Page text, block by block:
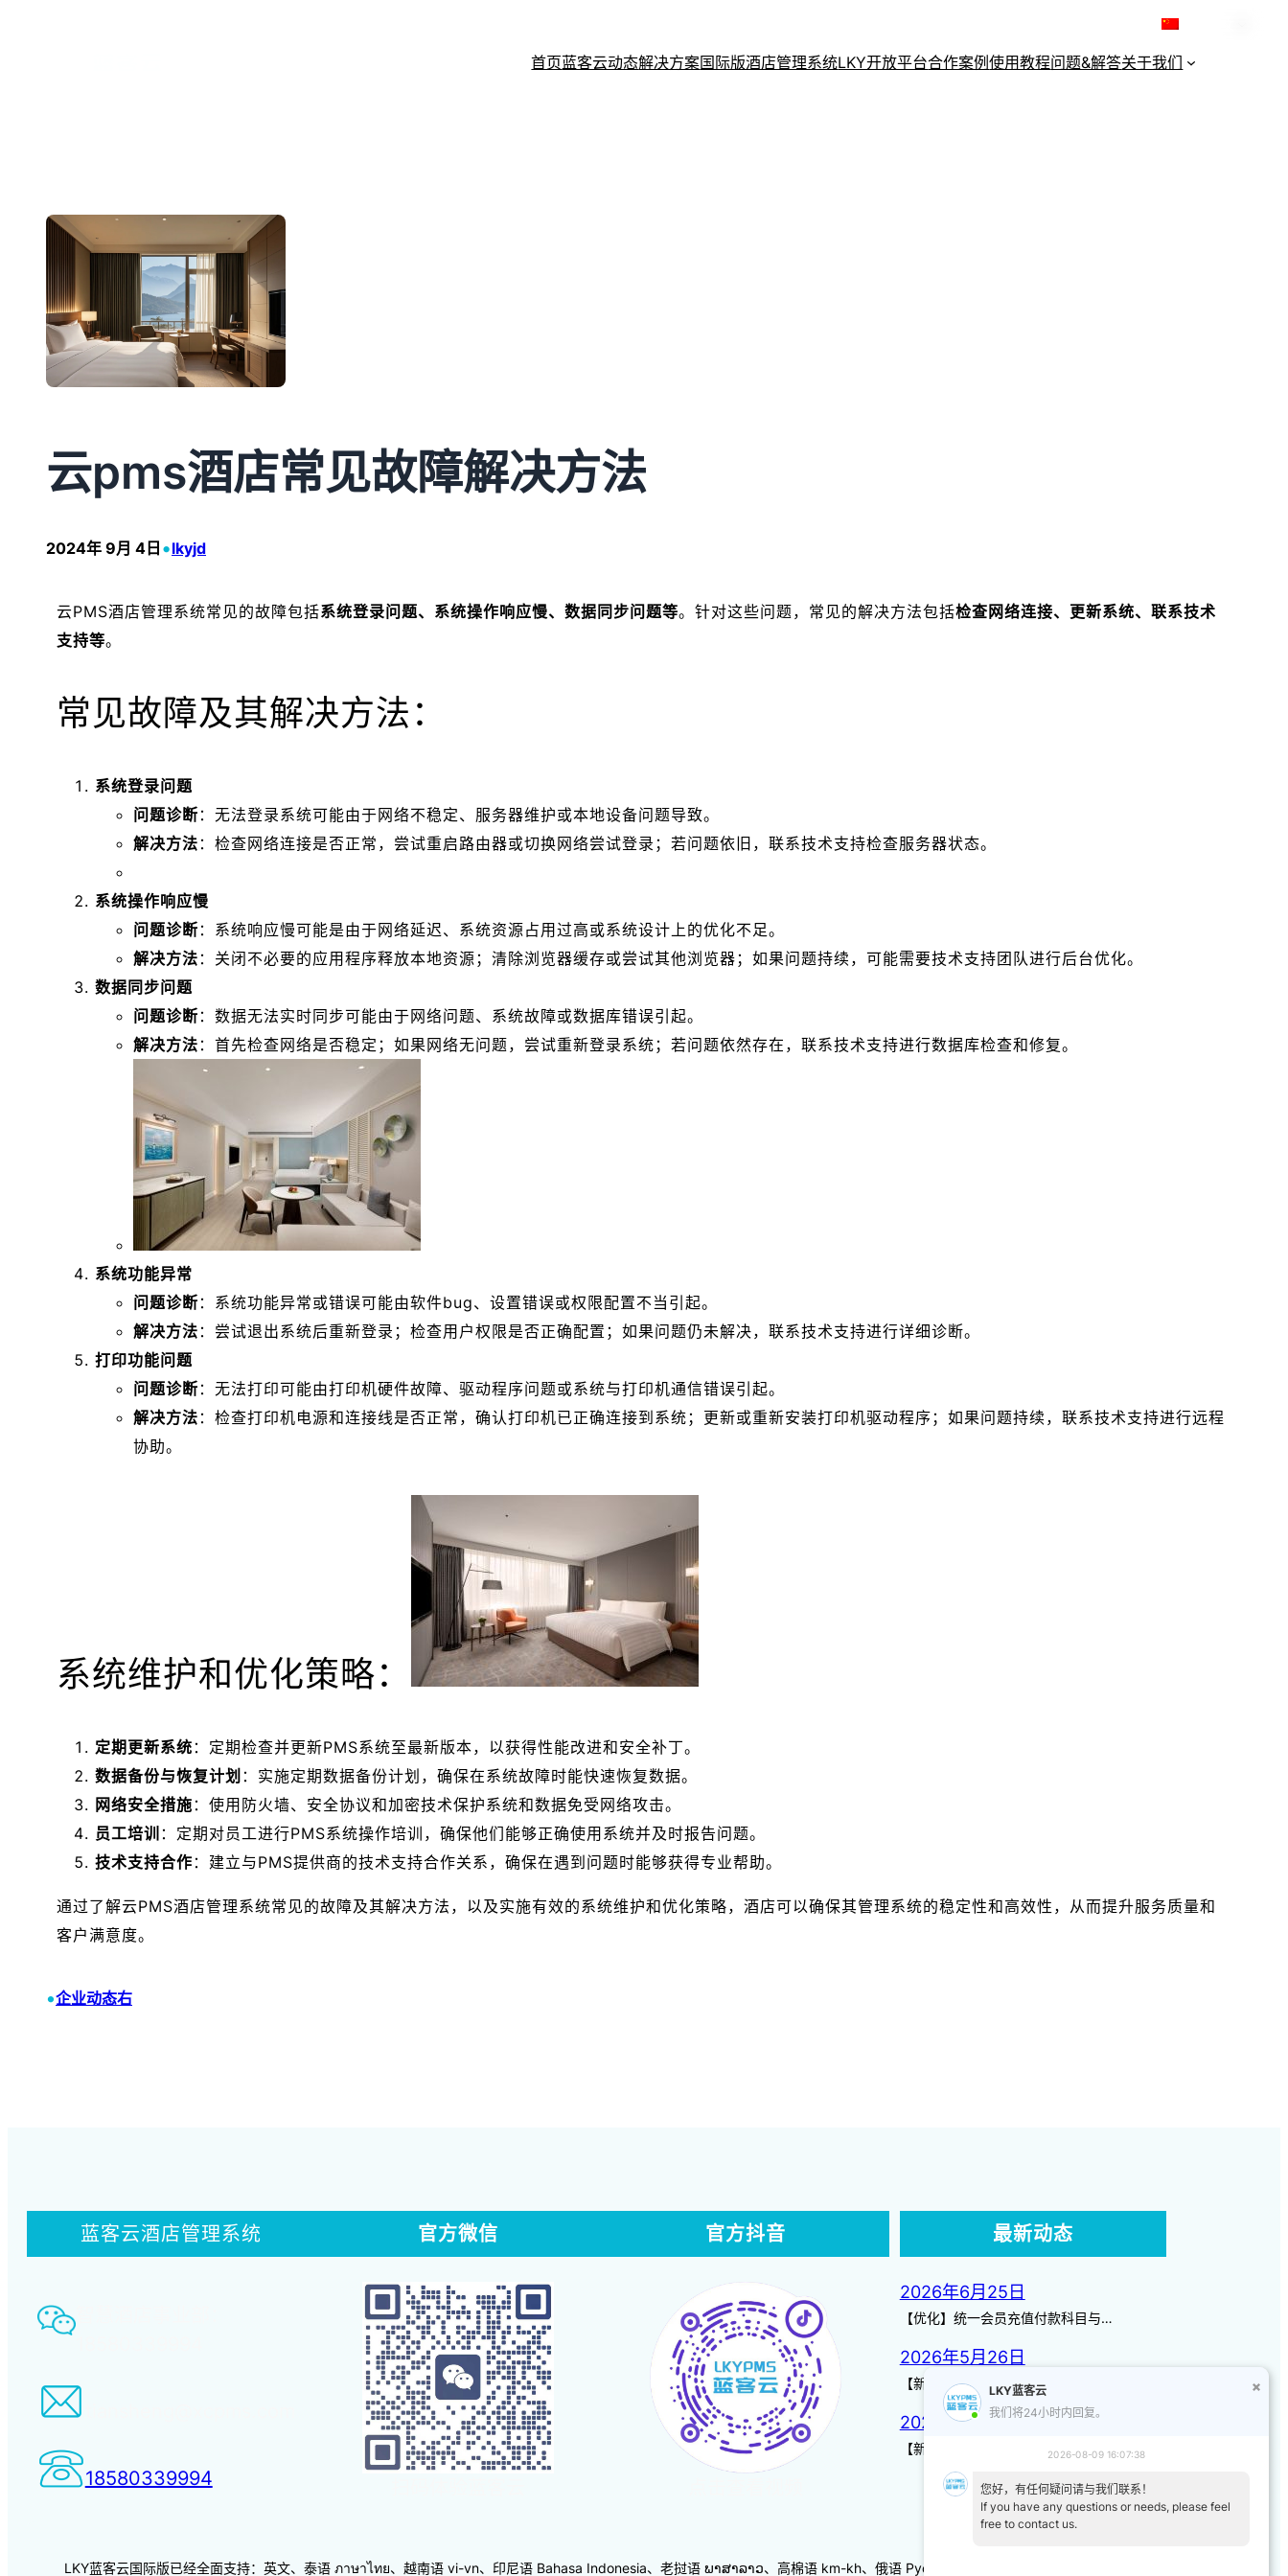
首页蓝客云动态解决方案国际版酒店管理系统LKY开放平台合作案例使用教程问题&解答关于我们
云pms酒店常见故障解决方法
2024年 9月 4日 •lkyjd
云PMS酒店管理系统常见的故障包括系统登录问题、系统操作响应慢、数据同步问题等。针对这些问题，常见的解决方法包括检查网络连接、更新系统、联系技术
支持等。
常见故障及其解决方法：
系统登录问题
问题诊断 ：无法登录系统可能由于网络不稳定、服务器维护或本地设备问题导致。
解决方法 ：检查网络连接是否正常，尝试重启路由器或切换网络尝试登录；若问题依旧，联系技术支持检查服务器状态。
系统操作响应慢
问题诊断 ：系统响应慢可能是由于网络延迟、系统资源占用过高或系统设计上的优化不足。
解决方法 ：关闭不必要的应用程序释放本地资源；清除浏览器缓存或尝试其他浏览器；如果问题持续，可能需要技术支持团队进行后台优化。
数据同步问题
问题诊断 ：数据无法实时同步可能由于网络问题、系统故障或数据库错误引起。
解决方法 ：首先检查网络是否稳定；如果网络无问题，尝试重新登录系统；若问题依然存在，联系技术支持进行数据库检查和修复。
系统功能异常
问题诊断 ：系统功能异常或错误可能由软件bug、设置错误或权限配置不当引起。
解决方法 ：尝试退出系统后重新登录；检查用户权限是否正确配置；如果问题仍未解决，联系技术支持进行详细诊断。
打印功能问题
问题诊断 ：无法打印可能由打印机硬件故障、驱动程序问题或系统与打印机通信错误引起。
解决方法 ：检查打印机电源和连接线是否正常，确认打印机已正确连接到系统；更新或重新安装打印机驱动程序；如果问题持续，联系技术支持进行远程
协助。
系统维护和优化策略：
定期更新系统 ：定期检查并更新PMS系统至最新版本，以获得性能改进和安全补丁。
数据备份与恢复计划 ：实施定期数据备份计划，确保在系统故障时能快速恢复数据。
网络安全措施 ：使用防火墙、安全协议和加密技术保护系统和数据免受网络攻击。
员工培训 ：定期对员工进行PMS系统操作培训，确保他们能够正确使用系统并及时报告问题。
技术支持合作 ：建立与PMS提供商的技术支持合作关系，确保在遇到问题时能够获得专业帮助。
通过了解云PMS酒店管理系统常见的故障及其解决方法，以及实施有效的系统维护和优化策略，酒店可以确保其管理系统的稳定性和高效性，从而提升服务质量和
客户满意度。
•企业动态右
蓝客云酒店管理系统
智慧酒店事业部：
18580339994
官方微信 官方抖音 最新动态
2026年6月25日
【优化】统一会员充值付款科目与…
2026年5月26日
【新增】自定义储值金额 背景案…
2026年3月14日
【新增】页面图标 【优化】日历…
LKY蓝客云国际版已经全面支持：英文、泰语 ภาษาไทย、越南语 vi-vn、印尼语 Bahasa Indonesia、老挝语 ພາສາລາວ、高棉语 km-kh、俄语 Русский 、韩语/朝鲜语한국어、日本語
LKY蓝客云
我们将24小时内回复。
2026-08-09 16:07:38
您好，有任何疑问请与我们联系！
If you have any questions or needs, please feel
free to contact us.